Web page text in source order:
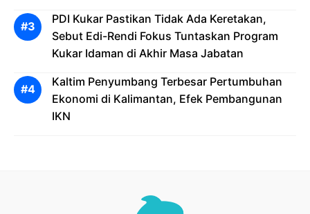
PDI Kukar Pastikan Tidak Ada Keretakan,
Sebut Edi-Rendi Fokus Tuntaskan Program
Kukar Idaman di Akhir Masa Jabatan
Kaltim Penyumbang Terbesar Pertumbuhan
Ekonomi di Kalimantan, Efek Pembangunan
IKN